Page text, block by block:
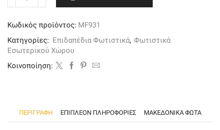
Επιδαπέδιο
σχοινιά
ποσότητα
Κωδικός προϊόντος: MF931
Κατηγορίες: Επιδαπέδια Φωτιστικά, Φωτιστικά
Εσωτερικού Χώρου
Kοινοποίηση:
ΠΕΡΙΓΡΑΦΉ ΕΠΙΠΛΈΟΝ ΠΛΗΡΟΦΟΡΊΕΣ ΜΑΚΕΔΟΝΙΚΑ ΦΩΤΑ